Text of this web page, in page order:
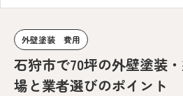
外壁塗装 費用
石狩市で70坪の外壁塗装
場と業者選びのポイント